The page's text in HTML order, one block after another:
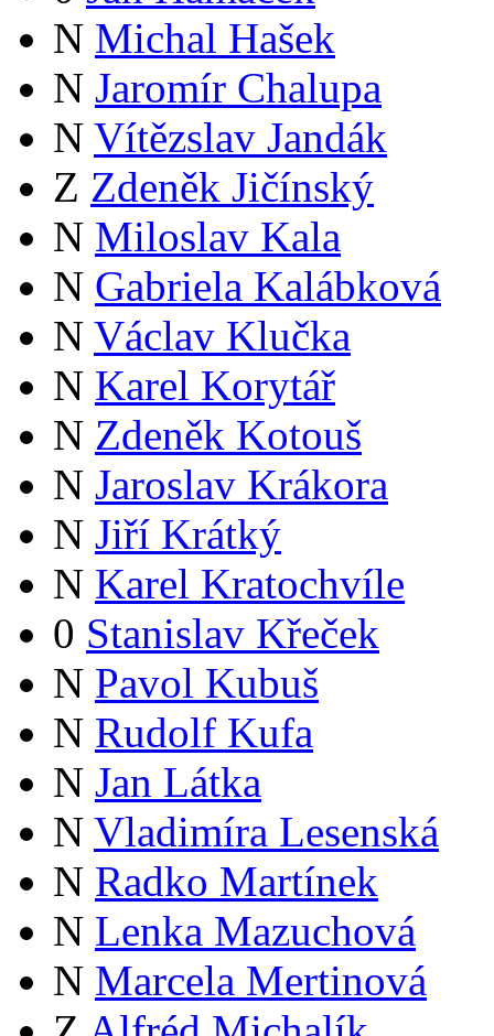
N Michal Hašek
N Jaromír Chalupa
N Vítězslav Jandák
Z Zdeněk Jičínský
N Miloslav Kala
N Gabriela Kalábková
N Václav Klučka
N Karel Korytář
N Zdeněk Kotouš
N Jaroslav Krákora
N Jiří Krátký
N Karel Kratochvíle
0 Stanislav Křeček
N Pavol Kubuš
N Rudolf Kufa
N Jan Látka
N Vladimíra Lesenská
N Radko Martínek
N Lenka Mazuchová
N Marcela Mertinová